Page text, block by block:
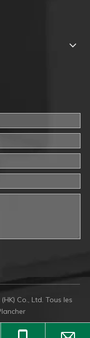
Co., Ltd. Tous les